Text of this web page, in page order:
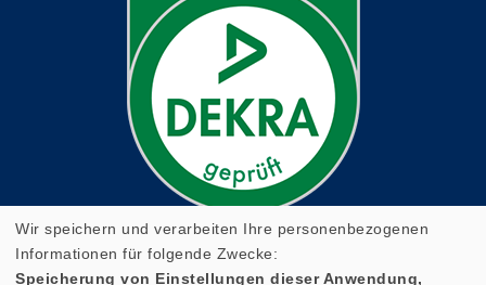
Wir speichern und verarbeiten Ihre personenbezogenen
Informationen für folgende Zwecke:
Speicherung von Einstellungen dieser Anwendung,